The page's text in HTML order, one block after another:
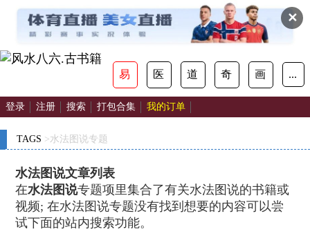
✕
易 医 道 奇 画 ...
登录 注册 搜索 打包合集 我的订单
TAGS >水法图说专题
水法图说文章列表
在水法图说专题项里集合了有关水法图说的书籍或
视频; 在水法图说专题没有找到想要的内容可以尝
试下面的站内搜索功能。